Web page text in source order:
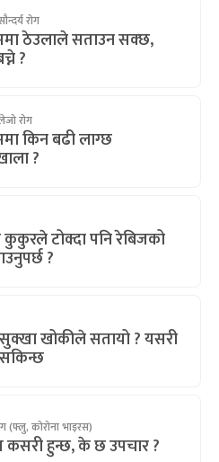
रोग
ठेउलाले सताउन सक्छ,
?
रोग
किन बढी लाग्छ
?
कुकुरले टोक्दा पनि रेबिजको
?
खोकीले सतायो ? यसरी
(फ्लु, कोरोना भाइरस)
कसरी हुन्छ, के छ उपचार ?